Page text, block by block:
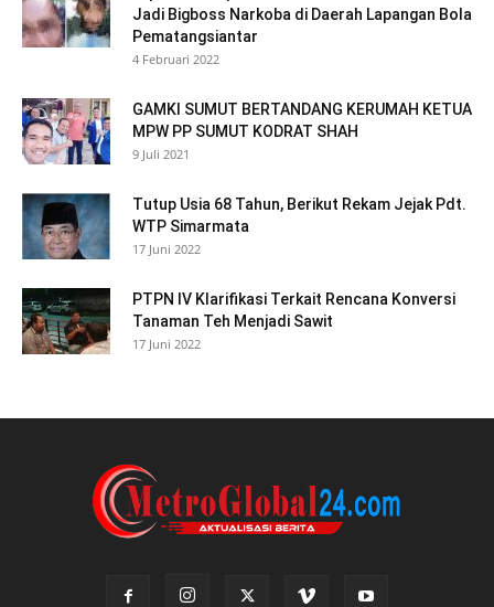
Jadi Bigboss Narkoba di Daerah Lapangan Bola
Pematangsiantar
4 Februari 2022
GAMKI SUMUT BERTANDANG KERUMAH KETUA
MPW PP SUMUT KODRAT SHAH
9 Juli 2021
Tutup Usia 68 Tahun, Berikut Rekam Jejak Pdt.
WTP Simarmata
17 Juni 2022
PTPN IV Klarifikasi Terkait Rencana Konversi
Tanaman Teh Menjadi Sawit
17 Juni 2022